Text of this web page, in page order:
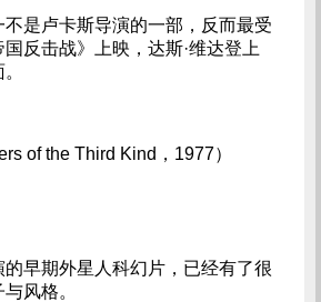
是卢卡斯导演的一部，反而最受
反击战》上映，达斯·维达登上
of the Third Kind，1977）
早期外星人科幻片，已经有了很
风格。